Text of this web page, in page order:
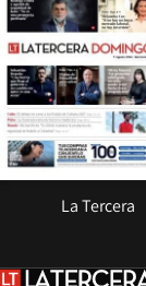
La Tercera